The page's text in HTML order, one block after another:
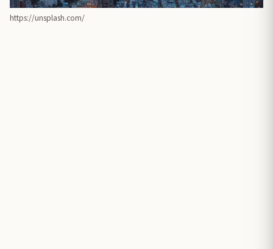
https://unsplash.com/